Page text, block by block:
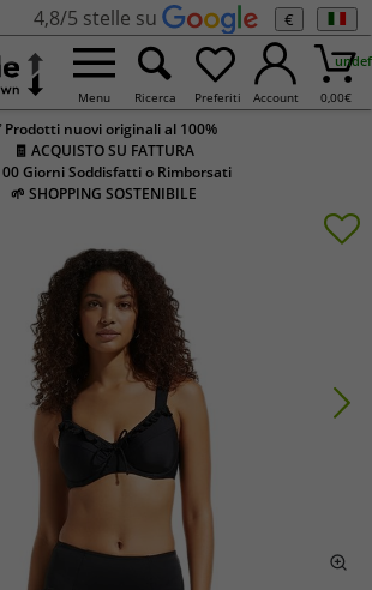
4,8/5 stelle su €
Menu Ricerca Preferiti Account 0,00€
Prodotti nuovi originali al 100%
🧾 ACQUISTO SU FATTURA
Giorni Soddisfatti o Rimborsati
🌱 SHOPPING SOSTENIBILE